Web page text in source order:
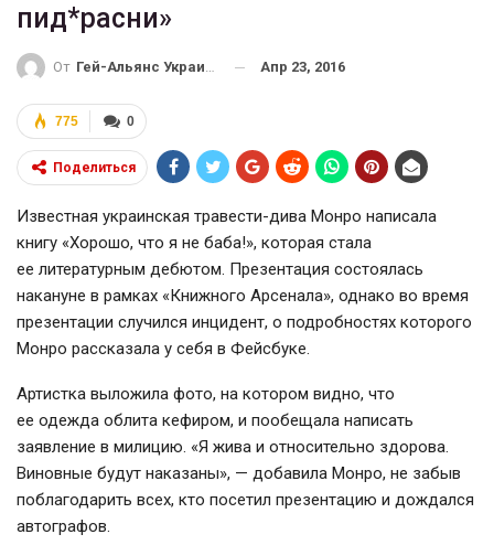
пид*расни»
От Гей-Альянс Украина Апр 23, 2016
0
775
Поделиться
Известная украинская травести-дива Монро написала
книгу «Хорошо, что я не баба!», которая стала
ее литературным дебютом. Презентация состоялась
накануне в рамках «Книжного Арсенала», однако во время
презентации случился инцидент, о подробностях которого
Монро рассказала у себя в Фейсбуке.
Артистка выложила фото, на котором видно, что
ее одежда облита кефиром, и пообещала написать
заявление в милицию. «Я жива и относительно здорова.
Виновные будут наказаны», — добавила Монро, не забыв
поблагодарить всех, кто посетил презентацию и дождался
автографов.